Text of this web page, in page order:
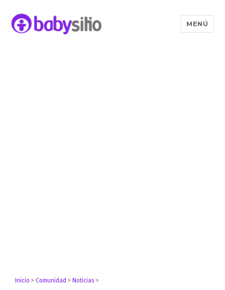
MENÚ
Inicio >Comunidad > Noticias >